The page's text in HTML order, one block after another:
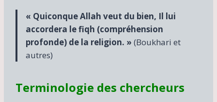
« Quiconque Allah veut du bien, Il lui
accordera le fiqh (compréhension
profonde) de la religion. » (Boukhari et
autres)
Terminologie des chercheurs